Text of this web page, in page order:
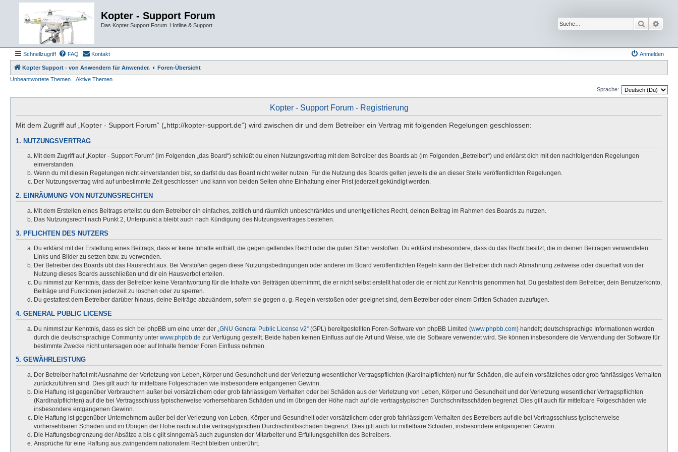
Kopter - Support Forum
Das Kopter Support Forum. Hotline & Support Suche
Schnellzugriff FAQ Kontakt Anmelden
Kopter Support - von Anwendern für Anwender.
Foren-Übersicht
Unbeantwortete Themen
Aktive Themen
Sprache:
Kopter - Support Forum - Registrierung
Mit dem Zugriff auf „Kopter - Support Forum“ („http://kopter-support.de“) wird zwischen dir und dem Betreiber ein Vertrag mit folgenden Regelungen geschlossen:
1. NUTZUNGSVERTRAG
Mit dem Zugriff auf „Kopter - Support Forum“ (im Folgenden „das Board“) schließt du einen Nutzungsvertrag mit dem Betreiber des Boards ab (im Folgenden „Betreiber“) und erklärst dich mit den nachfolgenden Regelungen
einverstanden.
Wenn du mit diesen Regelungen nicht einverstanden bist, so darfst du das Board nicht weiter nutzen. Für die Nutzung des Boards gelten jeweils die an dieser Stelle veröffentlichten Regelungen.
Der Nutzungsvertrag wird auf unbestimmte Zeit geschlossen und kann von beiden Seiten ohne Einhaltung einer Frist jederzeit gekündigt werden.
2. EINRÄUMUNG VON NUTZUNGSRECHTEN
Mit dem Erstellen eines Beitrags erteilst du dem Betreiber ein einfaches, zeitlich und räumlich unbeschränktes und unentgeltliches Recht, deinen Beitrag im Rahmen des Boards zu nutzen.
Das Nutzungsrecht nach Punkt 2, Unterpunkt a bleibt auch nach Kündigung des Nutzungsvertrages bestehen.
3. PFLICHTEN DES NUTZERS
Du erklärst mit der Erstellung eines Beitrags, dass er keine Inhalte enthält, die gegen geltendes Recht oder die guten Sitten verstoßen. Du erklärst insbesondere, dass du das Recht besitzt, die in deinen Beiträgen verwendeten
Links und Bilder zu setzen bzw. zu verwenden.
Der Betreiber des Boards übt das Hausrecht aus. Bei Verstößen gegen diese Nutzungsbedingungen oder anderer im Board veröffentlichten Regeln kann der Betreiber dich nach Abmahnung zeitweise oder dauerhaft von der
Nutzung dieses Boards ausschließen und dir ein Hausverbot erteilen.
Du nimmst zur Kenntnis, dass der Betreiber keine Verantwortung für die Inhalte von Beiträgen übernimmt, die er nicht selbst erstellt hat oder die er nicht zur Kenntnis genommen hat. Du gestattest dem Betreiber, dein Benutzerkonto,
Beiträge und Funktionen jederzeit zu löschen oder zu sperren.
Du gestattest dem Betreiber darüber hinaus, deine Beiträge abzuändern, sofern sie gegen o. g. Regeln verstoßen oder geeignet sind, dem Betreiber oder einem Dritten Schaden zuzufügen.
4. GENERAL PUBLIC LICENSE
Du nimmst zur Kenntnis, dass es sich bei phpBB um eine unter der „ GNU General Public License v2“ (GPL) bereitgestellten Foren-Software von phpBB Limited (www.phpbb.com) handelt; deutschsprachige Informationen werden
durch die deutschsprachige Community unter www.phpbb.de zur Verfügung gestellt. Beide haben keinen Einfluss auf die Art und Weise, wie die Software verwendet wird. Sie können insbesondere die Verwendung der Software für
bestimmte Zwecke nicht untersagen oder auf Inhalte fremder Foren Einfluss nehmen.
5. GEWÄHRLEISTUNG
Der Betreiber haftet mit Ausnahme der Verletzung von Leben, Körper und Gesundheit und der Verletzung wesentlicher Vertragspflichten (Kardinalpflichten) nur für Schäden, die auf ein vorsätzliches oder grob fahrlässiges Verhalten
zurückzuführen sind. Dies gilt auch für mittelbare Folgeschäden wie insbesondere entgangenen Gewinn.
Die Haftung ist gegenüber Verbrauchern außer bei vorsätzlichem oder grob fahrlässigem Verhalten oder bei Schäden aus der Verletzung von Leben, Körper und Gesundheit und der Verletzung wesentlicher Vertragspflichten
(Kardinalpflichten) auf die bei Vertragsschluss typischerweise vorhersehbaren Schäden und im übrigen der Höhe nach auf die vertragstypischen Durchschnittsschäden begrenzt. Dies gilt auch für mittelbare Folgeschäden wie
insbesondere entgangenen Gewinn.
Die Haftung ist gegenüber Unternehmern außer bei der Verletzung von Leben, Körper und Gesundheit oder vorsätzlichem oder grob fahrlässigem Verhalten des Betreibers auf die bei Vertragsschluss typischerweise
vorhersehbaren Schäden und im Übrigen der Höhe nach auf die vertragstypischen Durchschnittsschäden begrenzt. Dies gilt auch für mittelbare Schäden, insbesondere entgangenen Gewinn.
Die Haftungsbegrenzung der Absätze a bis c gilt sinngemäß auch zugunsten der Mitarbeiter und Erfüllungsgehilfen des Betreibers.
Ansprüche für eine Haftung aus zwingendem nationalem Recht bleiben unberührt.